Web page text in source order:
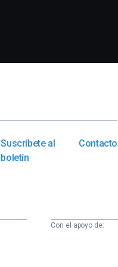
Suscríbete al
boletín
Contacto
Con el apoyo de: